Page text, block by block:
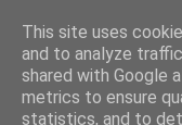
"potentialAction": {
"https://www.sophia-
Αέναη
This site uses
and to analyze
shared with Google
metrics to ensure
statistics, and to